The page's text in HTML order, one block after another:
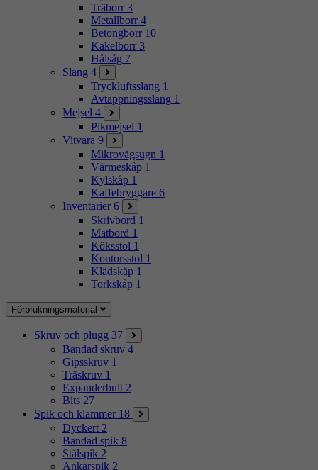
Träborr 3
Metallborr 4
Betongborr 10
Kakelborr 3
Hålsåg 7
Slang 4
Tryckluftsslang 1
Avtappningsslang 1
Mejsel 4
Pikmejsel 1
Vitvara 9
Mikrovågsugn 1
Värmeskåp 1
Kylskåp 1
Kaffebryggare 6
Inventarier 6
Skrivbord 1
Matbord 1
Köksstol 1
Kontorsstol 1
Klädskåp 1
Torkskåp 1
Förbrukningsmaterial
Skruv och plugg 37
Bandad skruv 4
Gipsskruv 1
Träskruv 1
Expanderbult 2
Bits 27
Spik och klammer 18
Dyckert 2
Bandad spik 8
Stålspik 2
Ankarspik 2